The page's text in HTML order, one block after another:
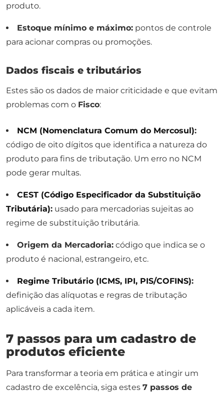
produto.
Estoque mínimo e máximo: pontos de controle
para acionar compras ou promoções.
Dados fiscais e tributários
Estes são os dados de maior criticidade e que evitam
problemas com o Fisco:
NCM (Nomenclatura Comum do Mercosul):
código de oito dígitos que identifica a natureza do
produto para fins de tributação. Um erro no NCM
pode gerar multas.
CEST (Código Especificador da Substituição
Tributária): usado para mercadorias sujeitas ao
regime de substituição tributária.
Origem da Mercadoria: código que indica se o
produto é nacional, estrangeiro, etc.
Regime Tributário (ICMS, IPI, PIS/COFINS):
definição das alíquotas e regras de tributação
aplicáveis a cada item.
7 passos para um cadastro de
produtos eficiente
Para transformar a teoria em prática e atingir um
cadastro de excelência, siga estes 7 passos de